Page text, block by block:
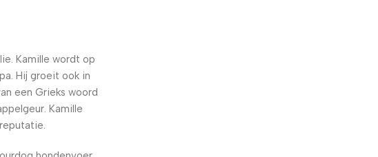
Kamille wordt op
Hij groeit ook in
een Grieks woord
Kamille